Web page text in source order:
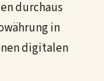
durchaus
in
digitalen